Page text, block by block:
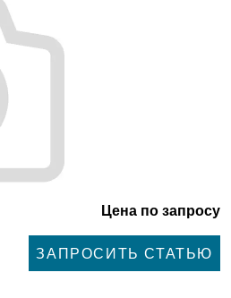
Цена по запросу
ЗАПРОСИТЬ СТАТЬЮ